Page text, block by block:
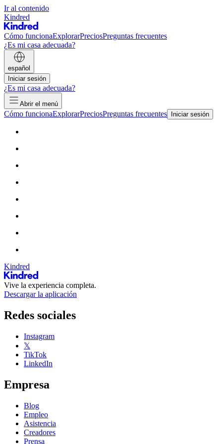
Ir al contenido
Kindred
Cómo funcionaExplorarPreciosPreguntas frecuentes
¿Es mi casa adecuada?
español
Iniciar sesión
¿Es mi casa adecuada?
Abrir el menú
Cómo funcionaExplorarPreciosPreguntas frecuentes Iniciar sesión
Kindred
Vive la experiencia completa.
Descargar la aplicación
Redes sociales
Instagram
𝕏
TikTok
LinkedIn
Empresa
Blog
Empleo
Asistencia
Creadores
Prensa